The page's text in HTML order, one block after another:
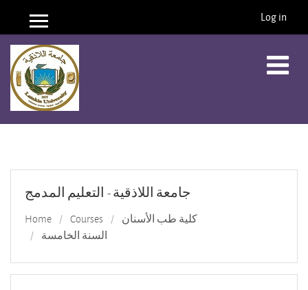
Skip to main content
Side panel Log in
جامعة اللاذقية - التعليم المدمج
Home Courses
كلية طب الأسنان
السنة الخامسة